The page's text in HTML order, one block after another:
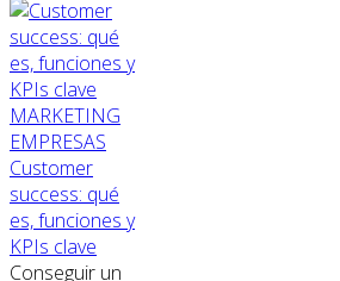
MARKETING
EMPRESAS
Customer
success: qué
es, funciones y
KPIs clave
Conseguir un